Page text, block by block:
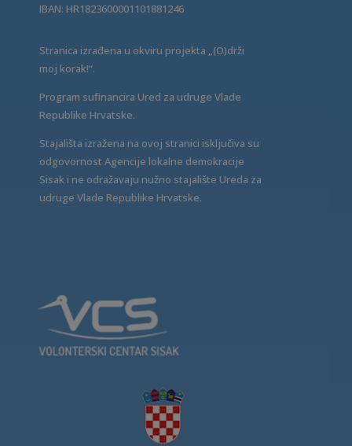
IBAN: HR1823600001101881246
Stranica izrađena u okviru projekta „(O)drži
moj korak!“.
Program sufinancira Ured za udruge Vlade
Republike Hrvatske.
Stajališta izražena na ovoj stranici isključiva su
odgovornost Agencije lokalne demokracije
Sisak i ne odražavaju nužno stajalište Ureda za
udruge Vlade Republike Hrvatske.